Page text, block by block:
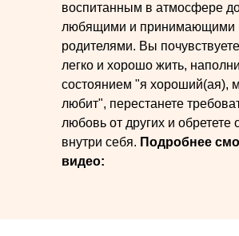
воспитанным в атмосфере
любящими и принимающими
родителями. Вы
легко и хорошо жить,
состоянием "я хороший(ая),
любит", перестанете
любовь от других и обретете
внутри себя. Подробнее
видео: